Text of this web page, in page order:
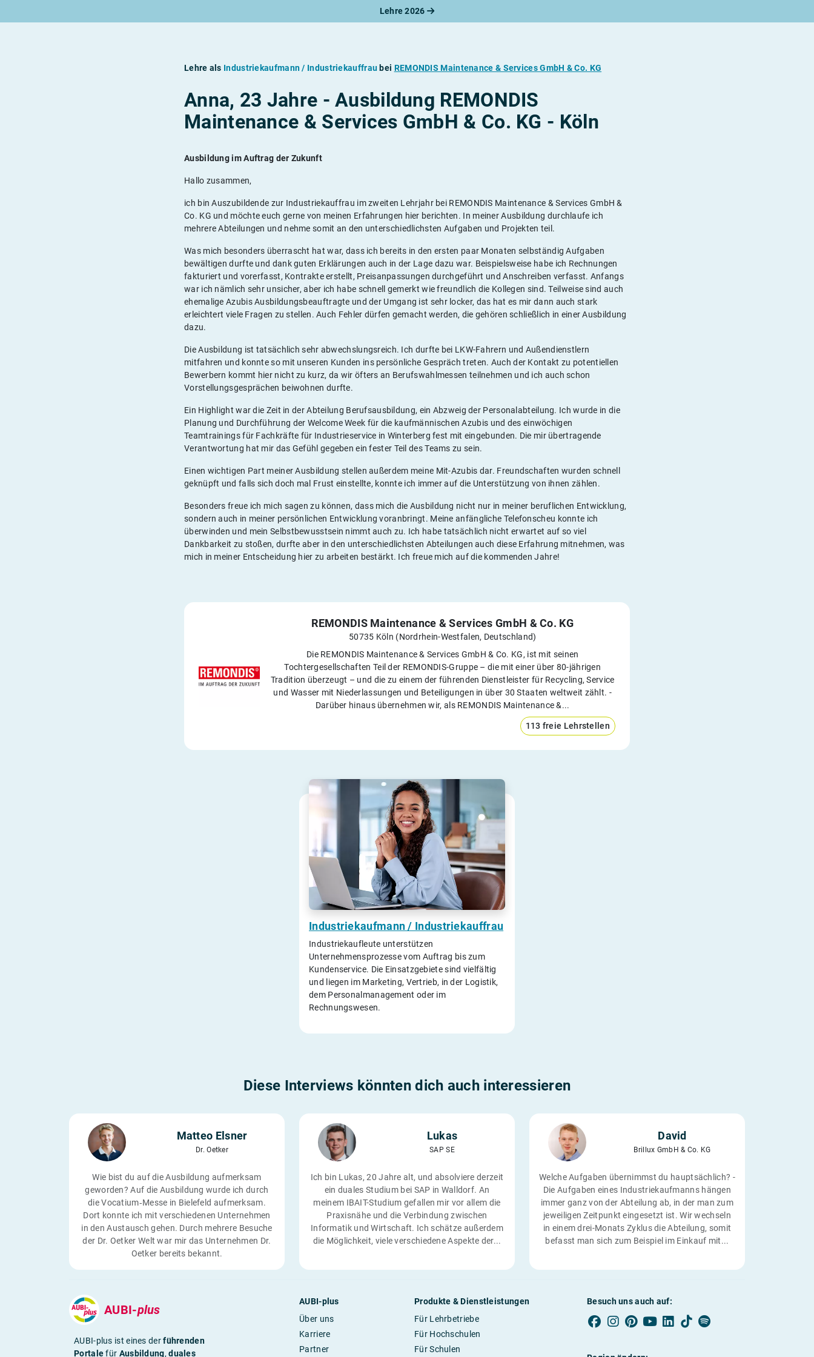
Lehre 2026
Rund um die LehreRund um Berufe
Lehre als Industriekaufmann / Industriekauffrau bei REMONDIS Maintenance & Services GmbH & Co. KG
Anna, 23 Jahre - Ausbildung REMONDIS
Maintenance & Services GmbH & Co. KG - Köln
Ausbildung im Auftrag der Zukunft
Hallo zusammen,
ich bin Auszubildende zur Industriekauffrau im zweiten Lehrjahr bei REMONDIS Maintenance & Services GmbH &
Co. KG und möchte euch gerne von meinen Erfahrungen hier berichten. In meiner Ausbildung durchlaufe ich
mehrere Abteilungen und nehme somit an den unterschiedlichsten Aufgaben und Projekten teil.
Was mich besonders überrascht hat war, dass ich bereits in den ersten paar Monaten selbständig Aufgaben
bewältigen durfte und dank guten Erklärungen auch in der Lage dazu war. Beispielsweise habe ich Rechnungen
fakturiert und vorerfasst, Kontrakte erstellt, Preisanpassungen durchgeführt und Anschreiben verfasst. Anfangs
war ich nämlich sehr unsicher, aber ich habe schnell gemerkt wie freundlich die Kollegen sind. Teilweise sind auch
ehemalige Azubis Ausbildungsbeauftragte und der Umgang ist sehr locker, das hat es mir dann auch stark
erleichtert viele Fragen zu stellen. Auch Fehler dürfen gemacht werden, die gehören schließlich in einer Ausbildung
dazu.
Die Ausbildung ist tatsächlich sehr abwechslungsreich. Ich durfte bei LKW-Fahrern und Außendienstlern
mitfahren und konnte so mit unseren Kunden ins persönliche Gespräch treten. Auch der Kontakt zu potentiellen
Bewerbern kommt hier nicht zu kurz, da wir öfters an Berufswahlmessen teilnehmen und ich auch schon
Vorstellungsgesprächen beiwohnen durfte.
Ein Highlight war die Zeit in der Abteilung Berufsausbildung, ein Abzweig der Personalabteilung. Ich wurde in die
Planung und Durchführung der Welcome Week für die kaufmännischen Azubis und des einwöchigen
Teamtrainings für Fachkräfte für Industrieservice in Winterberg fest mit eingebunden. Die mir übertragende
Verantwortung hat mir das Gefühl gegeben ein fester Teil des Teams zu sein.
Einen wichtigen Part meiner Ausbildung stellen außerdem meine Mit-Azubis dar. Freundschaften wurden schnell
geknüpft und falls sich doch mal Frust einstellte, konnte ich immer auf die Unterstützung von ihnen zählen.
Besonders freue ich mich sagen zu können, dass mich die Ausbildung nicht nur in meiner beruflichen Entwicklung,
sondern auch in meiner persönlichen Entwicklung voranbringt. Meine anfängliche Telefonscheu konnte ich
überwinden und mein Selbstbewusstsein nimmt auch zu. Ich habe tatsächlich nicht erwartet auf so viel
Dankbarkeit zu stoßen, durfte aber in den unterschiedlichsten Abteilungen auch diese Erfahrung mitnehmen, was
mich in meiner Entscheidung hier zu arbeiten bestärkt. Ich freue mich auf die kommenden Jahre!
REMONDIS Maintenance & Services GmbH & Co. KG
50735 Köln (Nordrhein-Westfalen, Deutschland)
Die REMONDIS Maintenance & Services GmbH & Co. KG, ist mit seinen
Tochtergesellschaften Teil der REMONDIS-Gruppe – die mit einer über 80-jährigen
Tradition überzeugt – und die zu einem der führenden Dienstleister für Recycling, Service
und Wasser mit Niederlassungen und Beteiligungen in über 30 Staaten weltweit zählt. -
Darüber hinaus übernehmen wir, als REMONDIS Maintenance &...
113 freie Lehrstellen
Industriekaufmann / Industriekauffrau
Industriekaufleute unterstützen
Unternehmensprozesse vom Auftrag bis zum
Kundenservice. Die Einsatzgebiete sind vielfältig
und liegen im Marketing, Vertrieb, in der Logistik,
dem Personalmanagement oder im
Rechnungswesen.
Diese Interviews könnten dich auch interessieren
Matteo Elsner
Dr. Oetker
Wie bist du auf die Ausbildung aufmerksam
geworden? Auf die Ausbildung wurde ich durch
die Vocatium‑Messe in Bielefeld aufmerksam.
Dort konnte ich mit verschiedenen Unternehmen
in den Austausch gehen. Durch mehrere Besuche
der Dr. Oetker Welt war mir das Unternehmen Dr.
Oetker bereits bekannt.
Lukas
SAP SE
Ich bin Lukas, 20 Jahre alt, und absolviere derzeit
ein duales Studium bei SAP in Walldorf. An
meinem IBAIT-Studium gefallen mir vor allem die
Praxisnähe und die Verbindung zwischen
Informatik und Wirtschaft. Ich schätze außerdem
die Möglichkeit, viele verschiedene Aspekte der...
David
Brillux GmbH & Co. KG
Welche Aufgaben übernimmst du hauptsächlich? -
Die Aufgaben eines Industriekaufmanns hängen
immer ganz von der Abteilung ab, in der man zum
jeweiligen Zeitpunkt eingesetzt ist. Wir wechseln
in einem drei-Monats Zyklus die Abteilung, somit
befasst man sich zum Beispiel im Einkauf mit...
AUBI-plus
AUBI-plus ist eines derführenden
Portalefür Ausbildung,duales
AUBI-plus
Über uns
Karriere
Partner
Produkte & Dienstleistungen
Für Lehrbetriebe
Für Hochschulen
Für Schulen
Besuch uns auch auf: